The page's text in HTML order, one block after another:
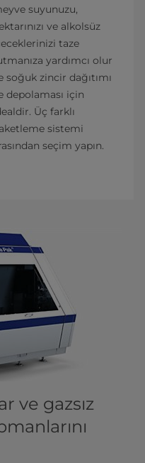
suyunuzu,
ve alkolsüz
taze
yardımcı olur
soğuk zincir dağıtımı
depolaması için
Üç farklı
sistemi
seçim yapın.
ve gazsız